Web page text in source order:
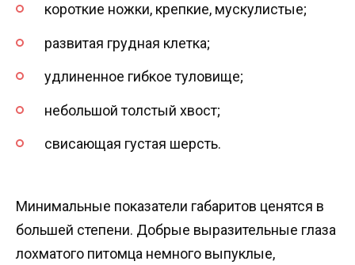
короткие ножки, крепкие, мускулистые;
развитая грудная клетка;
удлиненное гибкое туловище;
небольшой толстый хвост;
свисающая густая шерсть.
Минимальные показатели габаритов ценятся в
большей степени. Добрые выразительные глаза
лохматого питомца немного выпуклые,